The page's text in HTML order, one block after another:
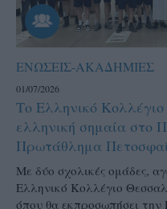
ΕΝΩΣΕΙΣ-ΑΚΑΔΗΜΙΕΣ
01/07/2026
Το Ελληνικό
ελληνική σημαία στο
Πρωτάθλημα
Με δύο σχολικές ομάδες,
Ελληνικό Κολλέγιο
όπου θα εκπροσωπήσει